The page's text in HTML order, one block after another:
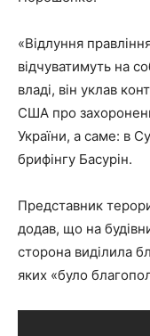
«Відлуння
відчуватимуть на
владі, він уклав
США про
України, а саме: в
брифінгу Басурін.
Представник
додав, що на
сторона виділила
яких «було